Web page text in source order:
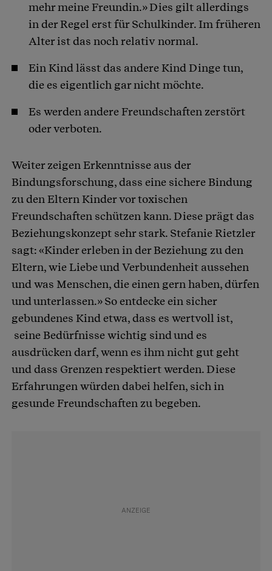
mehr meine Freundin.» Dies gilt allerdings
in der Regel erst für Schulkinder. Im früheren
Alter ist das noch relativ normal.
Ein Kind lässt das andere Kind Dinge tun,
die es eigentlich gar nicht möchte.
Es werden andere Freundschaften zerstört
oder verboten.
Weiter zeigen Erkenntnisse aus der
Bindungsforschung, dass eine sichere Bindung
zu den Eltern Kinder vor toxischen
Freundschaften schützen kann. Diese prägt das
Beziehungskonzept sehr stark. Stefanie Rietzler
sagt: «Kinder erleben in der Beziehung zu den
Eltern, wie Liebe und Verbundenheit aussehen
und was Menschen, die einen gern haben, dürfen
und unterlassen.» So entdecke ein sicher
gebundenes Kind etwa, dass es wertvoll ist,
seine Bedürfnisse wichtig sind und es
ausdrücken darf, wenn es ihm nicht gut geht
und dass Grenzen respektiert werden. Diese
Erfahrungen würden dabei helfen, sich in
gesunde Freundschaften zu begeben.